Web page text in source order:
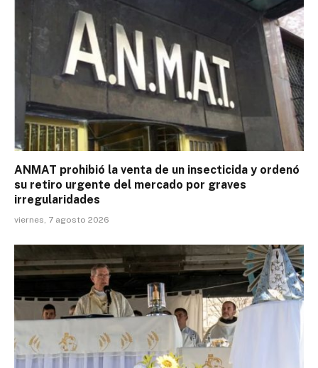
ANMAT prohibió la venta de un insecticida y ordenó
su retiro urgente del mercado por graves
irregularidades
viernes, 7 agosto 2026